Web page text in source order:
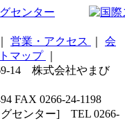
営業・アクセス
会
マップ
14 株式会社やまび
FAX 0266-24-1198
センター] TEL 0266-